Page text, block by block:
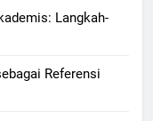
Langkah-
Referensi